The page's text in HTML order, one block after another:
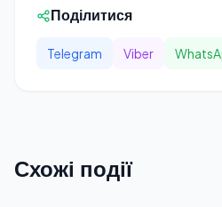
Поділитися
Telegram Viber
Схожі події